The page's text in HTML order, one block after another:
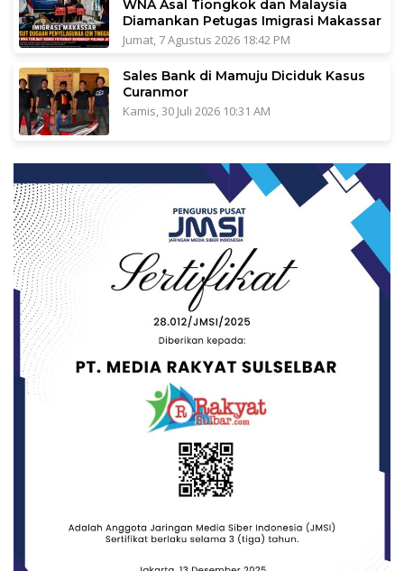
WNA Asal Tiongkok dan Malaysia
Diamankan Petugas Imigrasi Makassar
Jumat, 7 Agustus 2026 18:42 PM
Sales Bank di Mamuju Diciduk Kasus
Curanmor
Kamis, 30 Juli 2026 10:31 AM